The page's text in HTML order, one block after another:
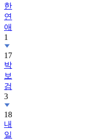
한
연
애
1
17
박
보
검
3
18
내
일